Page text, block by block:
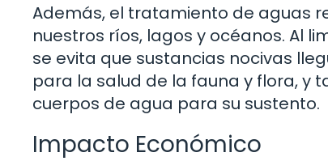
Además, el tratamiento de aguas
nuestros ríos, lagos y océanos. Al
se evita que sustancias nocivas
para la salud de la fauna y flora, y
cuerpos de agua para su sustento.
Impacto Económico